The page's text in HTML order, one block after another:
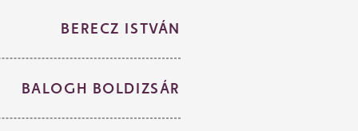
BERECZ ISTVÁN
BALOGH BOLDIZSÁR